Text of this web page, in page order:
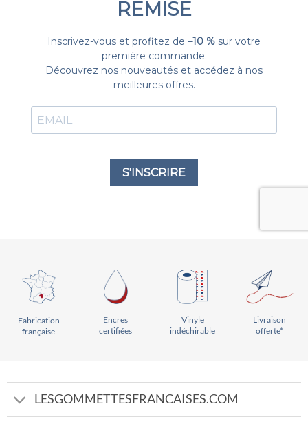
Fabrication
française
Encres
certifiées
Vinyle
indéchirable
Livraison
offerte*
LESGOMMETTESFRANCAISES.COM